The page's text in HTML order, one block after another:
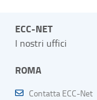
ECC-NET
I nostri uffici
ROMA
Contatta ECC-Net